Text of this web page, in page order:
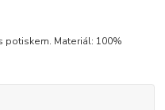
potiskem. Materiál: 100%